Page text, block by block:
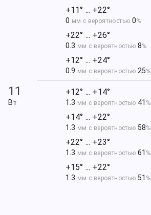
+11° ... +22°
0 мм с вероятностью 0%
+22° ... +26°
0.3 мм с вероятностью8%
+12° ... +24°
0.9 мм с вероятностью25%
11
Вт
+12° ... +14°
1.3 мм с вероятностью 41 %
+14° ... +22°
1.3 мм с вероятностью 58%
+22° ... +23°
1.3 мм с вероятностью61 %
+15° ... +22°
1.3 мм с вероятностью 51 %